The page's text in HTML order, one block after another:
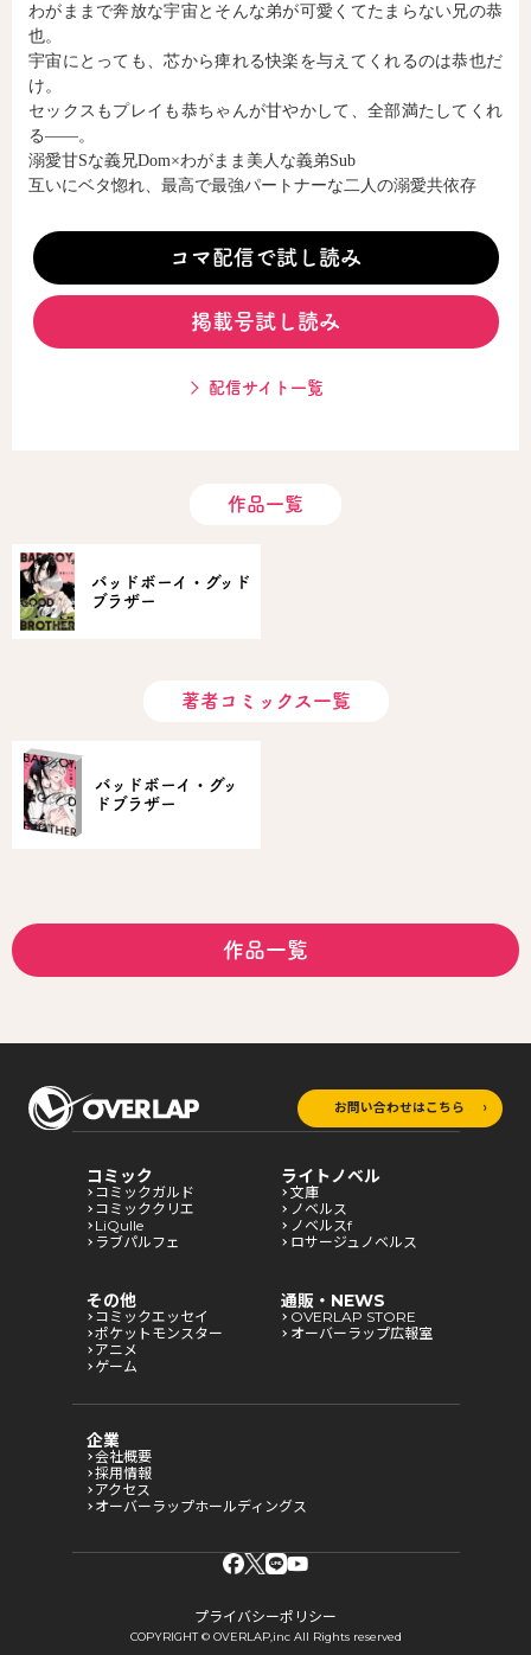
コミックパルフェ
閉じる
わがままで奔放な宇宙とそんな弟が可愛くてたまらない兄の恭
也。
宇宙にとっても、芯から痺れる快楽を与えてくれるのは恭也だ
け。
セックスもプレイも恭ちゃんが甘やかして、全部満たしてくれ
る――。
溺愛甘Sな義兄Dom×わがまま美人な義弟Sub
互いにベタ惚れ、最高で最強パートナーな二人の溺愛共依存
コマ配信で試し読み
掲載号試し読み
配信サイト一覧
作品一覧
バッドボーイ・グッド
ブラザー
著者コミックス一覧
バッドボーイ・グッ
ドブラザー
作品一覧
お問い合わせはこちら
コミック
コミックガルド
コミッククリエ
LiQulle
ラブパルフェ
ライトノベル
文庫
ノベルス
ノベルスf
ロサージュノベルス
その他
コミックエッセイ
ポケットモンスター
アニメ
ゲーム
通販・NEWS
OVERLAP STORE
オーバーラップ広報室
企業
会社概要
採用情報
アクセス
オーバーラップホールディングス
プライバシーポリシー
COPYRIGHT © OVERLAP,inc All Rights reserved